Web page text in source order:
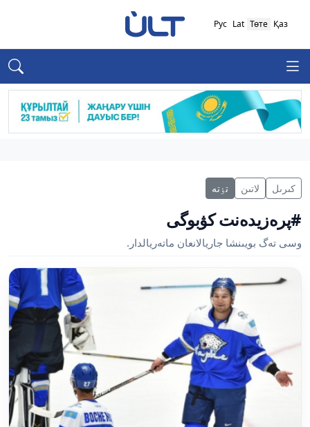
Қаз
Төте
Lat
Рус
كىرىل لاتىن تٶتە
#پرەزيدەنت كۋبوگى
وسى تەگ بويىنشا جاريالانعان ماتەريالدار.